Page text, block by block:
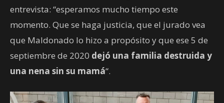
entrevista: “esperamos mucho tiempo este
momento. Que se haga justicia, que el jurado vea
que Maldonado lo hizo a propósito y que ese 5 de
septiembre de 2020 dejó una familia destruida y
una nena sin su mamá“.